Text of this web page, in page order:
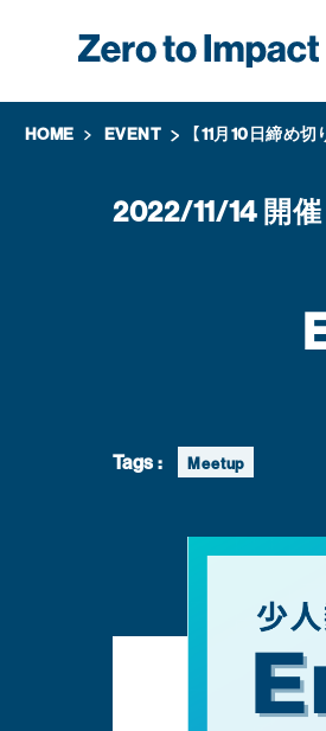
HOME EVENT 【11月10日締め
2022/11/14 開催
Tags : Meetup